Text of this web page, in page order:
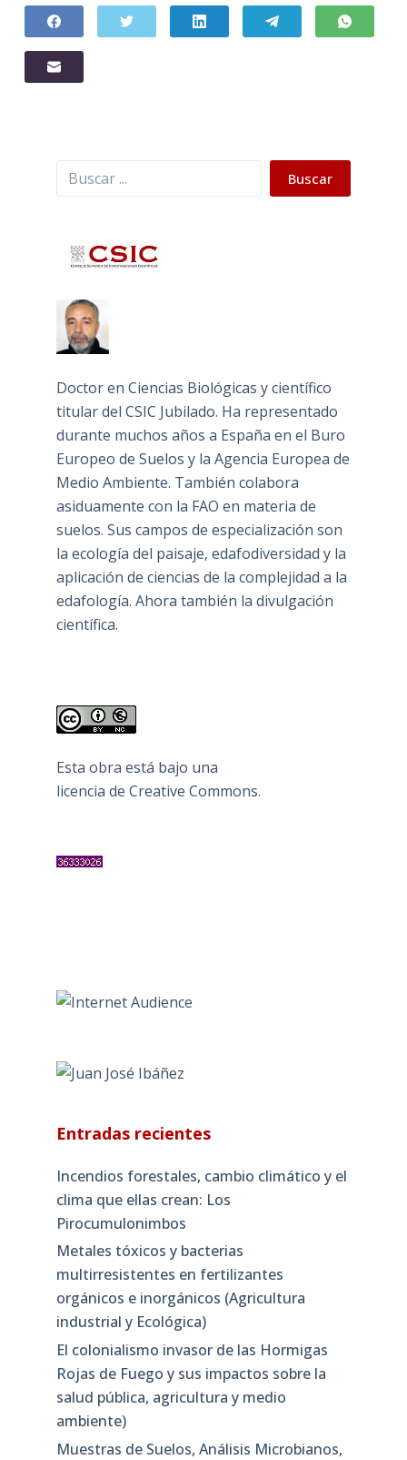
Buscar Buscar
Doctor en Ciencias Biológicas y científico
titular del CSIC Jubilado. Ha representado
durante muchos años a España en el Buro
Europeo de Suelos y la Agencia Europea de
Medio Ambiente. También colabora
asiduamente con la FAO en materia de
suelos. Sus campos de especialización son
la ecología del paisaje, edafodiversidad y la
aplicación de ciencias de la complejidad a la
edafología. Ahora también la divulgación
científica.
Esta obra está bajo una
licencia de Creative Commons.
Entradas recientes
Incendios forestales, cambio climático y el
clima que ellas crean: Los
Pirocumulonimbos
Metales tóxicos y bacterias
multirresistentes en fertilizantes
orgánicos e inorgánicos (Agricultura
industrial y Ecológica)
El colonialismo invasor de las Hormigas
Rojas de Fuego y sus impactos sobre la
salud pública, agricultura y medio
ambiente)
Muestras de Suelos, Análisis Microbianos,